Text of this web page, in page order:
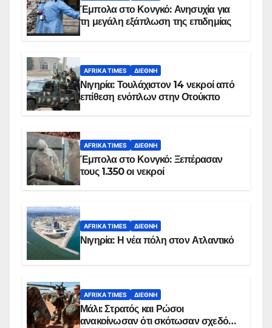
Έμπολα στο Κονγκό: Ανησυχία για
τη μεγάλη εξάπλωση της επιδημίας
AFRIKA TIMES ΔΙΕΘΝΉ
Νιγηρία: Τουλάχιστον 14 νεκροί από
επίθεση ενόπλων στην Οτούκπο
AFRIKA TIMES ΔΙΕΘΝΉ
Έμπολα στο Κονγκό: Ξεπέρασαν
τους 1.350 οι νεκροί
AFRIKA TIMES ΔΙΕΘΝΉ
Νιγηρία: Η νέα πόλη στον Ατλαντικό
AFRIKA TIMES ΔΙΕΘΝΉ
Μάλι: Στρατός και Ρώσοι
ανακοίνωσαν ότι σκότωσαν σχεδόν